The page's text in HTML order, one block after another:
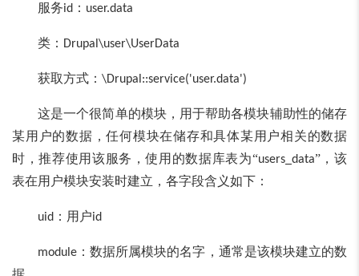
服务id ： user.data
类： Drupal\user\UserData
获取方式： \Drupal::service('user.data')
这是一个很简单的模块，用于帮助各模块辅助性的储存
某用户的数据，任何模块在储存和具体某用户相关的数据
时，推荐使用该服务，使用的数据库表为“users_data”，该
表在用户模块安装时建立，各字段含义如下：
uid ：用户id
module ：数据所属模块的名字，通常是该模块建立的数